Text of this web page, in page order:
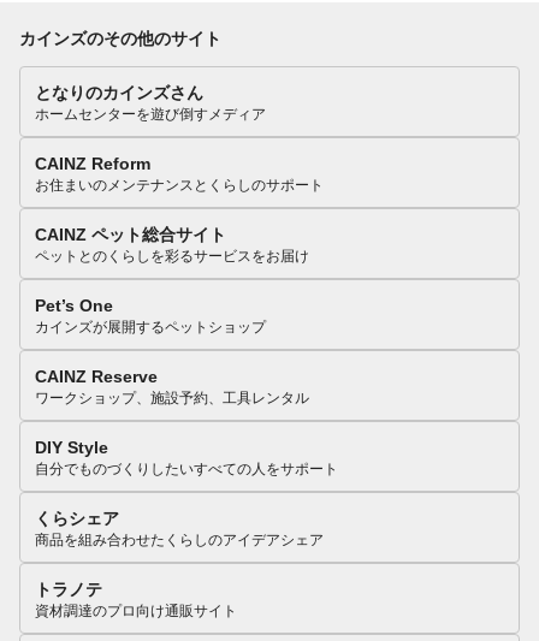
カインズのその他のサイト
となりのカインズさん
ホームセンターを遊び倒すメディア
CAINZ Reform
お住まいのメンテナンスとくらしのサポート
CAINZ ペット総合サイト
ペットとのくらしを彩るサービスをお届け
Pet’s One
カインズが展開するペットショップ
CAINZ Reserve
ワークショップ、施設予約、工具レンタル
DIY Style
自分でものづくりしたいすべての人をサポート
くらシェア
商品を組み合わせたくらしのアイデアシェア
トラノテ
資材調達のプロ向け通販サイト